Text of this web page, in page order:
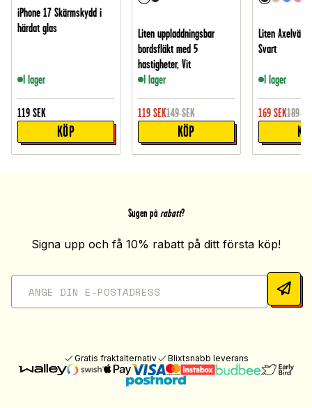
iPhone 17 Skärmskydd i
härdat glas
I lager
119 SEK
KÖP
Liten uppladdningsbar
bordsfläkt med 5
hastigheter, Vit
I lager
119 SEK149 SEK
KÖP
Liten
Svart
I lager
169 SEK189
Sugen på rabatt?
Signa upp och få 10% rabatt på ditt första köp!
Gratis fraktalternativ Blixtsnabb leverans